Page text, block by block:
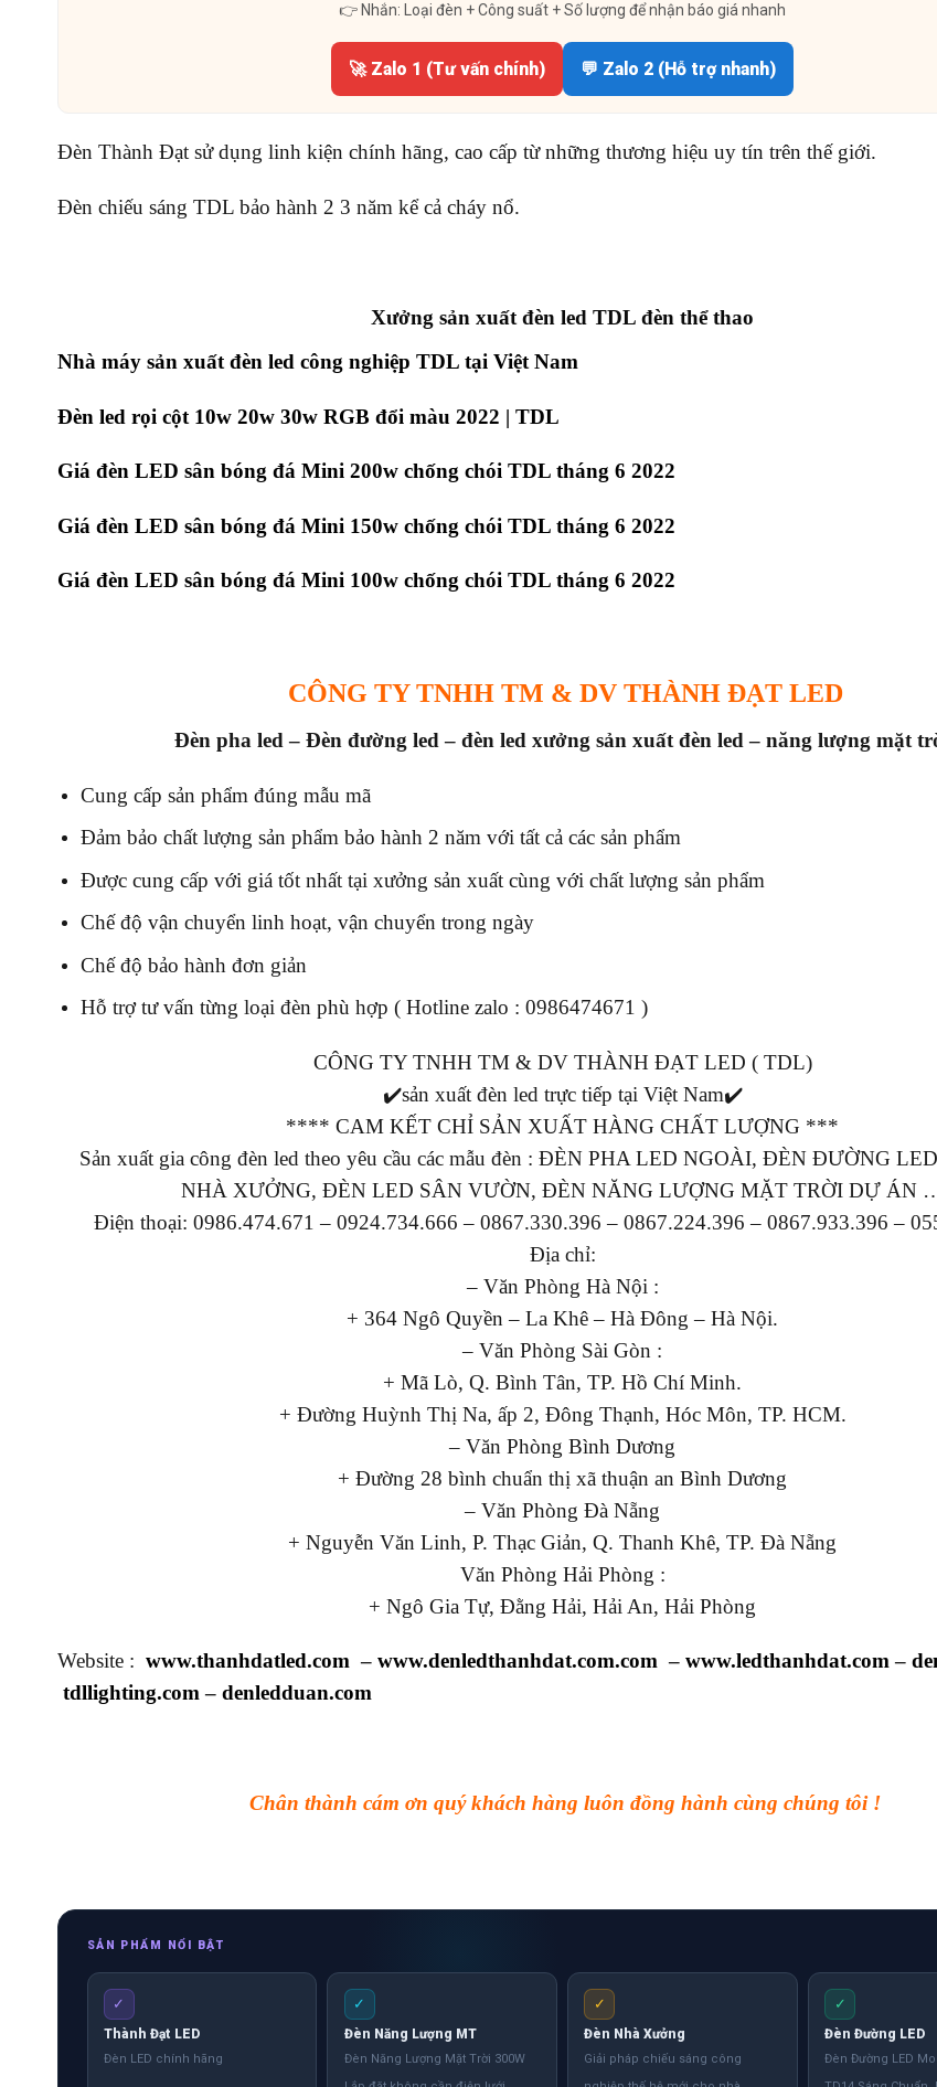
👉 Nhắn: Loại đèn + Công suất + Số lượng để nhận báo giá nhanh
🚀 Zalo 1 (Tư vấn chính) 💬 Zalo 2 (Hỗ trợ nhanh)
Đèn Thành Đạt sử dụng linh kiện chính hãng, cao cấp từ những thương hiệu uy tín trên thế giới.
Đèn chiếu sáng TDL bảo hành 2 3 năm kể cả cháy nổ.
Xưởng sản xuất đèn led TDL đèn thể thao
Nhà máy sản xuất đèn led công nghiệp TDL tại Việt Nam
Đèn led rọi cột 10w 20w 30w RGB đổi màu 2022 | TDL
Giá đèn LED sân bóng đá Mini 200w chống chói TDL tháng 6 2022
Giá đèn LED sân bóng đá Mini 150w chống chói TDL tháng 6 2022
Giá đèn LED sân bóng đá Mini 100w chống chói TDL tháng 6 2022
CÔNG TY TNHH TM & DV THÀNH ĐẠT LED
Đèn pha led – Đèn đường led – đèn led xưởng sản xuất đèn led – năng lượng mặt
Cung cấp sản phẩm đúng mẫu mã
Đảm bảo chất lượng sản phẩm bảo hành 2 năm với tất cả các sản phẩm
Được cung cấp với giá tốt nhất tại xưởng sản xuất cùng với chất lượng sản phẩm
Chế độ vận chuyển linh hoạt, vận chuyển trong ngày
Chế độ bảo hành đơn giản
Hỗ trợ tư vấn từng loại đèn phù hợp ( Hotline zalo : 0986474671 )
CÔNG TY TNHH TM & DV THÀNH ĐẠT LED ( TDL)
✔️sản xuất đèn led trực tiếp tại Việt Nam✔️
**** CAM KẾT CHỈ SẢN XUẤT HÀNG CHẤT LƯỢNG ***
Sản xuất gia công đèn led theo yêu cầu các mẫu đèn : ĐÈN PHA LED NGOÀI, ĐÈN ĐƯỜNG
NHÀ XƯỞNG, ĐÈN LED SÂN VƯỜN, ĐÈN NĂNG LƯỢNG MẶT TRỜI DỰ ÁN
Điện thoại: 0986.474.671 – 0924.734.666 – 0867.330.396 – 0867.224.396 – 0867.933.396 –
Địa chỉ:
– Văn Phòng Hà Nội :
+ 364 Ngô Quyền – La Khê – Hà Đông – Hà Nội.
– Văn Phòng Sài Gòn :
+ Mã Lò, Q. Bình Tân, TP. Hồ Chí Minh.
+ Đường Huỳnh Thị Na, ấp 2, Đông Thạnh, Hóc Môn, TP. HCM.
– Văn Phòng Bình Dương
+ Đường 28 bình chuẩn thị xã thuận an Bình Dương
– Văn Phòng Đà Nẵng
+ Nguyễn Văn Linh, P. Thạc Giản, Q. Thanh Khê, TP. Đà Nẵng
Văn Phòng Hải Phòng :
+ Ngô Gia Tự, Đằng Hải, Hải An, Hải Phòng
Website : www.thanhdatled.com – www.denledthanhdat.com.com – www.ledthanhdat.com–
tdllighting.com– denledduan.com
Chân thành cám ơn quý khách hàng luôn đồng hành cùng chúng tôi !
SẢN PHẨM NỔI BẬT
✓
Thành Đạt LED
Đèn LED chính hãng
✓
Đèn Năng Lượng MT
Đèn Năng Lượng Mặt Trời 300W
✓
Đèn Nhà Xưởng
Giải pháp chiếu sáng công
✓
Đèn Đường LED
Đèn Đường LED